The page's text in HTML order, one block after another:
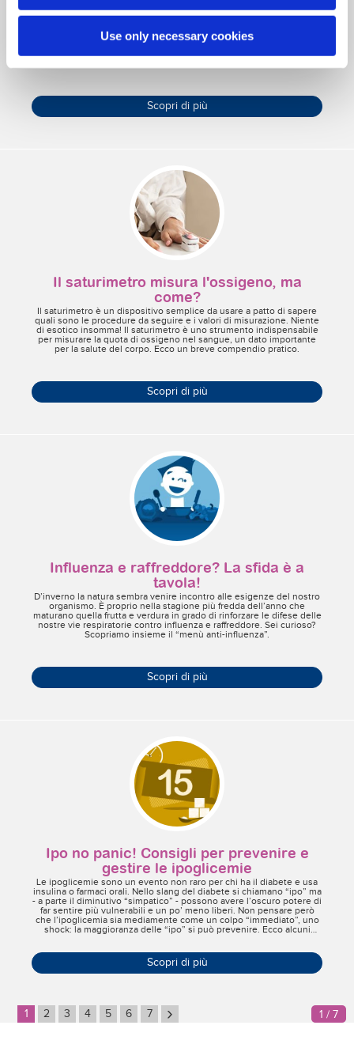
Use only necessary cookies
L’arrivo del diabete per il piccolo di famiglia è un momento
si sente spesso fragili e in difficoltà nell’affrontare questo momento.
Come comportarsi con tuo/vostro figlio quando gli è stato
quotidianità come i loro coetanei. La grande differenza sta nella
gestione dell’alimentazione in relazione alle attività che svolgono
”medicina narrativa”, una serie di favole che aiutano a spiegare il
diabete ai più piccoli.
Scopri di più
Il saturimetro misura l'ossigeno, ma
come?
Il saturimetro è un dispositivo semplice da usare a patto di sapere
quali sono le procedure da seguire e i valori di misurazione. Niente
di esotico insomma! Il saturimetro è uno strumento indispensabile
per misurare la quota di ossigeno nel sangue, un dato importante
per la salute del corpo. Ecco un breve compendio pratico.
Scopri di più
Influenza e raffreddore? La sfida è a
tavola!
D’inverno la natura sembra venire incontro alle esigenze del nostro
organismo. È proprio nella stagione più fredda dell’anno che
maturano quella frutta e verdura in grado di rinforzare le difese delle
nostre vie respiratorie contro influenza e raffreddore. Sei curioso?
Scopriamo insieme il “menù anti-influenza”.
Scopri di più
Ipo no panic! Consigli per prevenire e
gestire le ipoglicemie
Le ipoglicemie sono un evento non raro per chi ha il diabete e usa
insulina o farmaci orali. Nello slang del diabete si chiamano “ipo” ma
- a parte il diminutivo “simpatico” - possono avere l’oscuro potere di
far sentire più vulnerabili e un po’ meno liberi. Non pensare però
che l’ipoglicemia sia mediamente come un colpo “immediato”, uno
shock: la maggioranza delle “ipo” si può prevenire. Ecco alcuni
Scopri di più
1 2 3 4 5 6 7 › 1 / 7